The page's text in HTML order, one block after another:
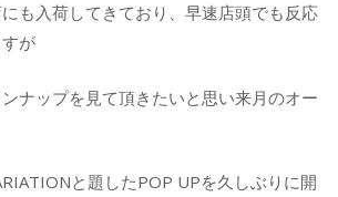
も入荷してきており、早速店頭でも反応
が
ナップを見て頂きたいと思い来月のオー
と題したPOP UPを久しぶりに開